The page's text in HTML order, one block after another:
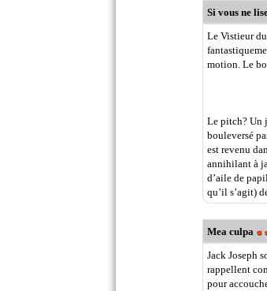
Si vous ne
Le Vistieur
motion. Le
Le pitch? Un
bouleversé
est revenu
annihilant à
d’aile de
qu’il s’agit)
Mea culpa
Jack Joseph
rappellent
pour